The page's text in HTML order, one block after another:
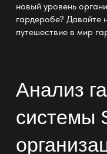
новый уровень
гардеробе? Давайте
путешествие в мир
Анализ
системы